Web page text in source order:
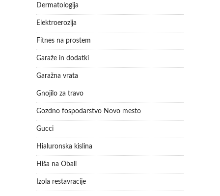
Dermatologija
Elektroerozija
Fitnes na prostem
Garaže in dodatki
Garažna vrata
Gnojilo za travo
Gozdno fospodarstvo Novo mesto
Gucci
Hialuronska kislina
Hiša na Obali
Izola restavracije